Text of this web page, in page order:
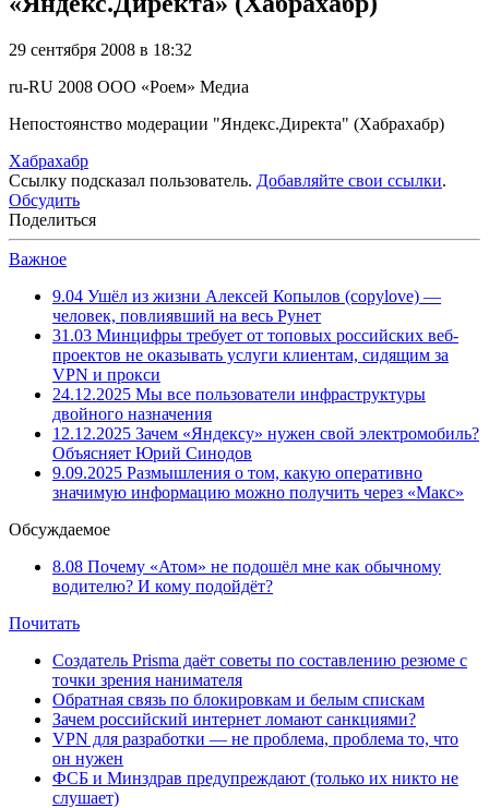
29 сентября 2008 в 18:32
ru-RU 2008 ООО «Роем» Медиа
Непостоянство модерации "Яндекс.Директа" (Хабрахабр)
Хабрахабр
Ссылку подсказал пользователь. Добавляйте свои ссылки.
Обсудить
Поделиться
Важное
9.04 Ушёл из жизни Алексей Копылов (copylove) —
человек, повлиявший на весь Рунет
31.03 Минцифры требует от топовых российских веб-
проектов не оказывать услуги клиентам, сидящим за
VPN и прокси
24.12.2025 Мы все пользователи инфраструктуры
двойного назначения
12.12.2025 Зачем «Яндексу» нужен свой электромобиль?
Объясняет Юрий Синодов
9.09.2025 Размышления о том, какую оперативно
значимую информацию можно получить через «Макс»
Обсуждаемое
8.08 Почему «Атом» не подошёл мне как обычному
водителю? И кому подойдёт?
Почитать
Создатель Prisma даёт советы по составлению резюме с
точки зрения нанимателя
Обратная связь по блокировкам и белым спискам
Зачем российский интернет ломают санкциями?
VPN для разработки — не проблема, проблема то, что
он нужен
ФСБ и Минздрав предупреждают (только их никто не
слушает)